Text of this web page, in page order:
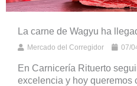
La carne de Wagyu ha
Mercado del Corregidor 07/
En Carnicería Rituerto
excelencia y hoy queremos